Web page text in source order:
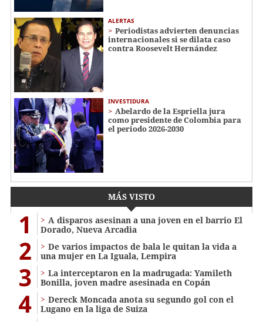
ALERTAS
Periodistas advierten denuncias
internacionales si se dilata caso
contra Roosevelt Hernández
INVESTIDURA
Abelardo de la Espriella jura
como presidente de Colombia para
el periodo 2026-2030
MÁS VISTO
1
A disparos asesinan a una joven en el barrio El
Dorado, Nueva Arcadia
2
De varios impactos de bala le quitan la vida a
una mujer en La Iguala, Lempira
3
La interceptaron en la madrugada: Yamileth
Bonilla, joven madre asesinada en Copán
4
Dereck Moncada anota su segundo gol con el
Lugano en la liga de Suiza